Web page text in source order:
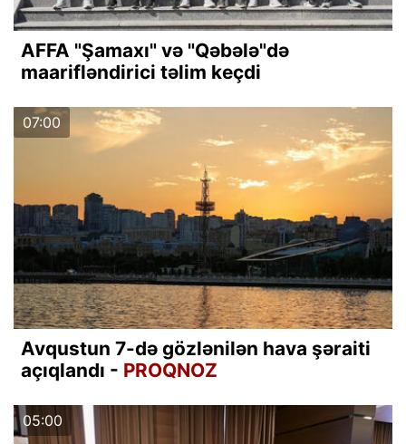
AFFA "Şamaxı" və "Qəbələ"də
maarifləndirici təlim keçdi
07:00
Avqustun 7-də gözlənilən hava şəraiti
açıqlandı - PROQNOZ
05:00